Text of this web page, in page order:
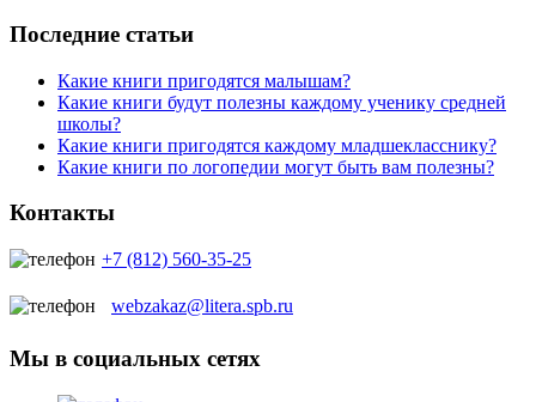
Последние статьи
Какие книги пригодятся малышам?
Какие книги будут полезны каждому ученику средней
школы?
Какие книги пригодятся каждому младшекласснику?
Какие книги по логопедии могут быть вам полезны?
Контакты
+7 (812) 560-35-25
webzakaz@litera.spb.ru
Мы в социальных сетях